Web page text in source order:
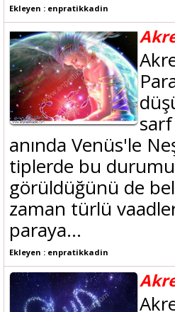
Ekleyen : enpratikkadin
sarf
anında Venüs'le
tiplerde bu
görüldüğünü de
zaman türlü
paraya...
Ekleyen : enpratikkadin